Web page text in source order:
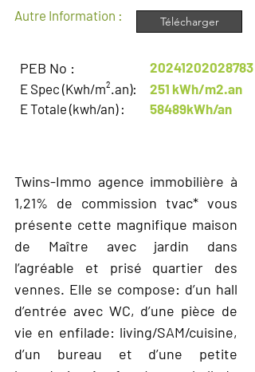
Autre Information : Télécharger
PEB No :
20241202028783
E Spec (Kwh/m².an):
251 kWh/m2.an
E Totale (kwh/an) :
58489kWh/an
Twins-Immo agence immobilière à
1,21% de commission tvac* vous
présente cette magnifique maison
de Maître avec jardin dans
l’agréable et prisé quartier des
vennes. Elle se compose: d’un hall
d’entrée avec WC, d’une pièce de
vie en enfilade: living/SAM/cuisine,
d’un bureau et d’une petite